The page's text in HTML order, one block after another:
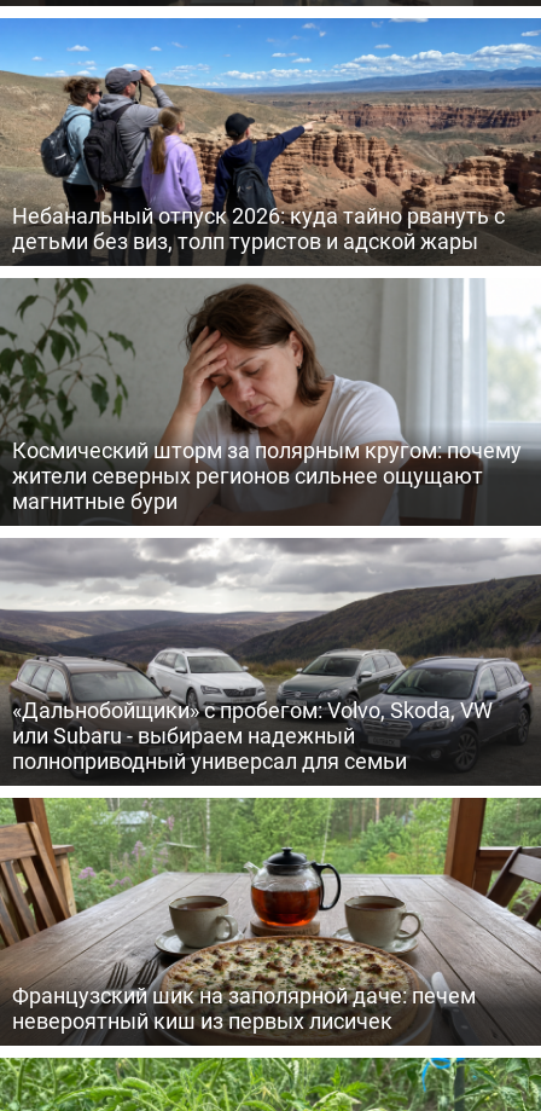
Небанальный отпуск 2026: куда тайно рвануть с
детьми без виз, толп туристов и адской жары
Космический шторм за полярным кругом: почему
жители северных регионов сильнее ощущают
магнитные бури
«Дальнобойщики» с пробегом: Volvo, Skoda, VW
или Subaru - выбираем надежный
полноприводный универсал для семьи
Французский шик на заполярной даче: печем
невероятный киш из первых лисичек